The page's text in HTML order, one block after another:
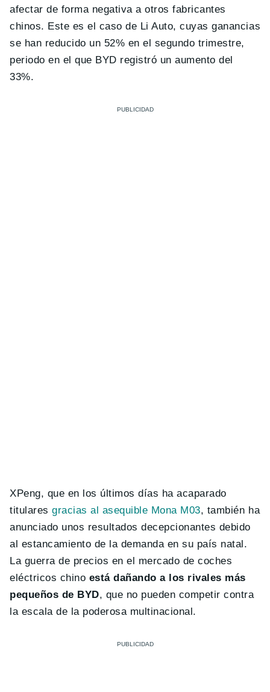
afectar de forma negativa a otros fabricantes
chinos. Este es el caso de Li Auto, cuyas ganancias
se han reducido un 52% en el segundo trimestre,
periodo en el que BYD registró un aumento del
33%.
XPeng, que en los últimos días ha acaparado
titularesgracias al asequible Mona M03, también ha
anunciado unos resultados decepcionantes debido
al estancamiento de la demanda en su país natal.
La guerra de precios en el mercado de coches
eléctricos chino está dañando a los rivales más
pequeños de BYD, que no pueden competir contra
la escala de la poderosa multinacional.